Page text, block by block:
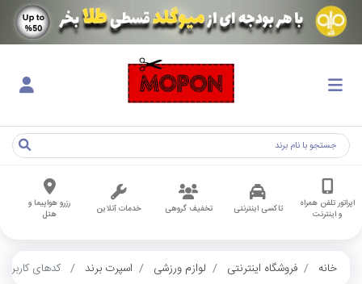
اپراتور تلفن همراه
و اینترنت
تاکسی اینترنتی تخفیف گروهی خدمات آنلاین
رزرو هواپیما و
هتل
خانه فروشگاه اینترنتی لوازم ورزشی اسپرت برند کدهای کاربران